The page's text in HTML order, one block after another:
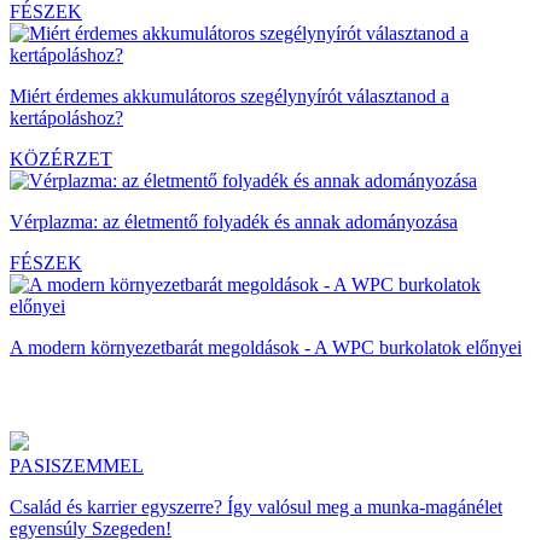
FÉSZEK
Miért érdemes akkumulátoros szegélynyírót választanod a
kertápoláshoz?
KÖZÉRZET
Vérplazma: az életmentő folyadék és annak adományozása
FÉSZEK
A modern környezetbarát megoldások - A WPC burkolatok előnyei
PASISZEMMEL
Család és karrier egyszerre? Így valósul meg a munka-magánélet
egyensúly Szegeden!